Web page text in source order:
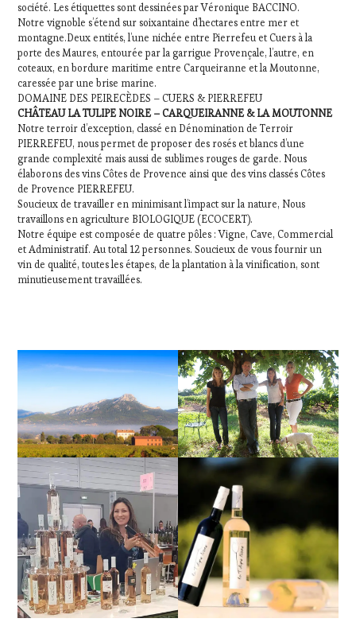
société. Les étiquettes sont dessinées par Véronique BACCINO.
Notre vignoble s’étend sur soixantaine d’hectares entre mer et
montagne.Deux entités, l’une nichée entre Pierrefeu et Cuers à la
porte des Maures, entourée par la garrigue Provençale, l’autre, en
coteaux, en bordure maritime entre Carqueiranne et la Moutonne,
caressée par une brise marine.
DOMAINE DES PEIRECÈDES – CUERS & PIERREFEU
CHÂTEAU LA TULIPE NOIRE – CARQUEIRANNE & LA MOUTONNE
Notre terroir d’exception, classé en Dénomination de Terroir
PIERREFEU, nous permet de proposer des rosés et blancs d’une
grande complexité mais aussi de sublimes rouges de garde. Nous
élaborons des vins Côtes de Provence ainsi que des vins classés Côtes
de Provence PIERREFEU.
Soucieux de travailler en minimisant l’impact sur la nature, Nous
travaillons en agriculture BIOLOGIQUE (ECOCERT).
Notre équipe est composée de quatre pôles : Vigne, Cave, Commercial
et Administratif. Au total 12 personnes. Soucieux de vous fournir un
vin de qualité, toutes les étapes, de la plantation à la vinification, sont
minutieusement travaillées.